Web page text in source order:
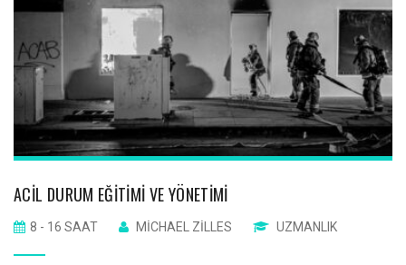
ACIL DURUM EĞITIMI VE YÖNETIMI
8 - 16 SAAT MICHAEL ZILLES UZMANLIK